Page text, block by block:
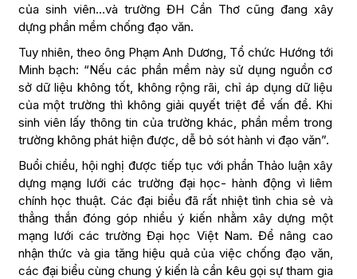
của sinh viên…và trường ĐH Cần Thơ cũng đang xây
dựng phần mềm chống đạo văn.
Tuy nhiên, theo ông Phạm Anh Dương, Tổ chức Hướng tới
Minh bạch: “Nếu các phần mềm này sử dụng nguồn cơ
sở dữ liệu không tốt, không rộng rãi, chỉ áp dụng dữ liệu
của một trường thì không giải quyết triệt để vấn đề. Khi
sinh viên lấy thông tin của trường khác, phần mềm trong
trường không phát hiện được, dễ bỏ sót hành vi đạo văn”.
Buổi chiều, hội nghị được tiếp tục với phần Thảo luận xây
dựng mạng lưới các trường đại học- hành động vì liêm
chính học thuật. Các đại biểu đã rất nhiệt tình chia sẻ và
thẳng thắn đóng góp nhiều ý kiến nhằm xây dựng một
mạng lưới các trường Đại học Việt Nam. Để nâng cao
nhận thức và gia tăng hiệu quả của việc chống đạo văn,
các đại biểu cùng chung ý kiến là cần kêu gọi sự tham gia